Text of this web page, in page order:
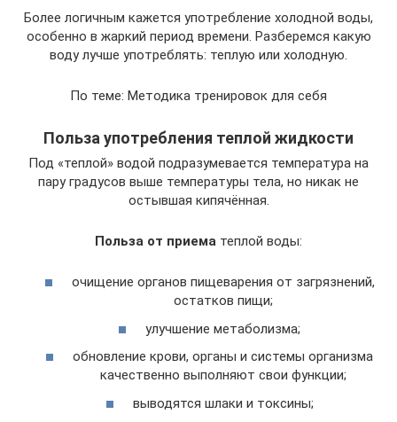
Более логичным кажется употребление холодной воды,
особенно в жаркий период времени. Разберемся какую
воду лучше употреблять: теплую или холодную.
По теме: Методика тренировок для себя
Польза употребления теплой жидкости
Под «теплой» водой подразумевается температура на
пару градусов выше температуры тела, но никак не
остывшая кипячённая.
Польза от приема теплой воды:
очищение органов пищеварения от загрязнений,
остатков пищи;
улучшение метаболизма;
обновление крови, органы и системы организма
качественно выполняют свои функции;
выводятся шлаки и токсины;